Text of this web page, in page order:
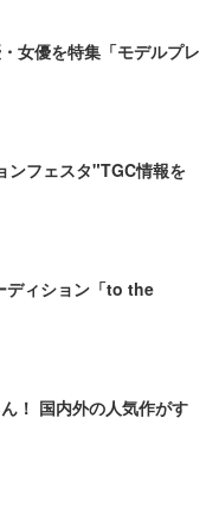
女優を特集「モデルプレ
ンフェスタ"TGC情報を
ィション「to the
！ 国内外の人気作がす